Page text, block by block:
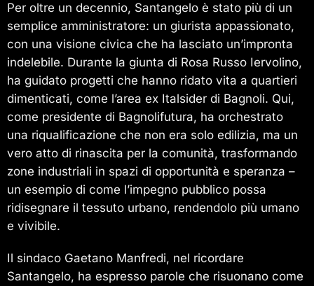
Per oltre un decennio, Santangelo è stato più di un
semplice amministratore: un giurista appassionato,
con una visione civica che ha lasciato un’impronta
indelebile. Durante la giunta di Rosa Russo Iervolino,
ha guidato progetti che hanno ridato vita a quartieri
dimenticati, come l’area ex Italsider di Bagnoli. Qui,
come presidente di Bagnolifutura, ha orchestrato
una riqualificazione che non era solo edilizia, ma un
vero atto di rinascita per la comunità, trasformando
zone industriali in spazi di opportunità e speranza –
un esempio di come l’impegno pubblico possa
ridisegnare il tessuto urbano, rendendolo più umano
e vivibile.
Il sindaco Gaetano Manfredi, nel ricordare
Santangelo, ha espresso parole che risuonano come